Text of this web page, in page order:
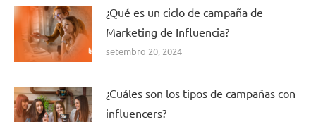
¿Qué es un ciclo de campaña de
Marketing de Influencia?
setembro 20, 2024
¿Cuáles son los tipos de campañas con
influencers?